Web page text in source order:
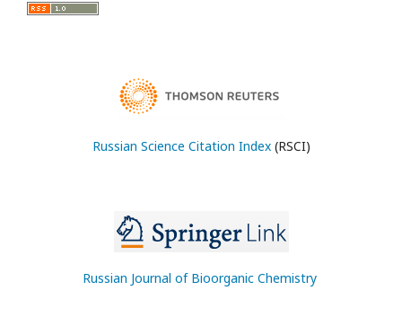
Russian Science Citation Index(RSCI)
Russian Journal of Bioorganic Chemistry